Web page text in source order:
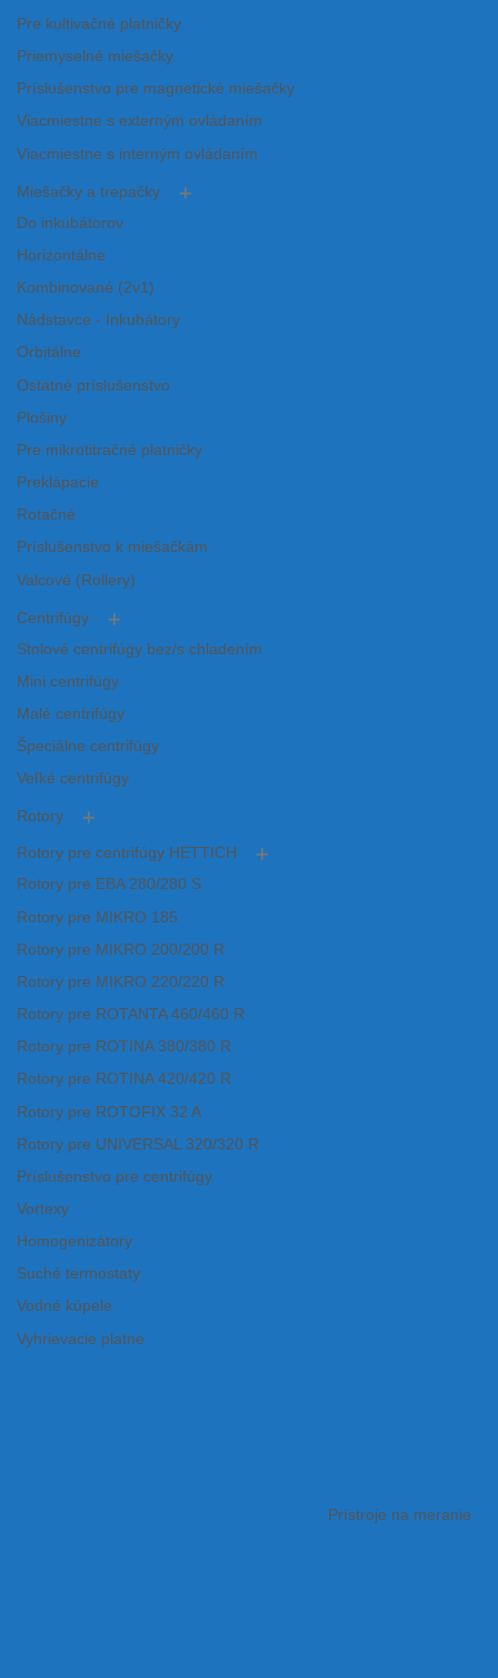
Pre kultivačné platničky
Priemyselné miešačky
Príslušenstvo pre magnetické miešačky
Viacmiestne s externým ovládaním
Viacmiestne s interným ovládaním
Miešačky a trepačky
Do inkubátorov
Horizontálne
Kombinované (2v1)
Nádstavce - Inkubátory
Orbitálne
Ostatné príslušenstvo
Plošiny
Pre mikrotitračné platničky
Preklápacie
Rotačné
Príslušenstvo k miešačkám
Valcové (Rollery)
Centrifúgy
Stolové centrifúgy bez/s chladením
Mini centrifúgy
Malé centrifúgy
Špeciálne centrifúgy
Veľké centrifúgy
Rotory
Rotory pre centrifúgy HETTICH
Rotory pre EBA 280/280 S
Rotory pre MIKRO 185
Rotory pre MIKRO 200/200 R
Rotory pre MIKRO 220/220 R
Rotory pre ROTANTA 460/460 R
Rotory pre ROTINA 380/380 R
Rotory pre ROTINA 420/420 R
Rotory pre ROTOFIX 32 A
Rotory pre UNIVERSAL 320/320 R
Príslušenstvo pre centrifúgy
Vortexy
Homogenizátory
Suché termostaty
Vodné kúpele
Vyhrievacie platne
Prístroje na meranie